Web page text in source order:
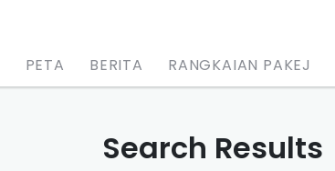
PETA BERITA RANGKAIAN PAKEJ
Search Results